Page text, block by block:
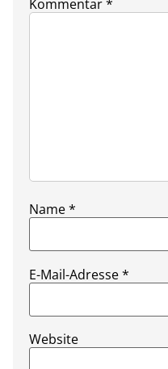
Kommentar*
Name*
E-Mail-Adresse*
Website